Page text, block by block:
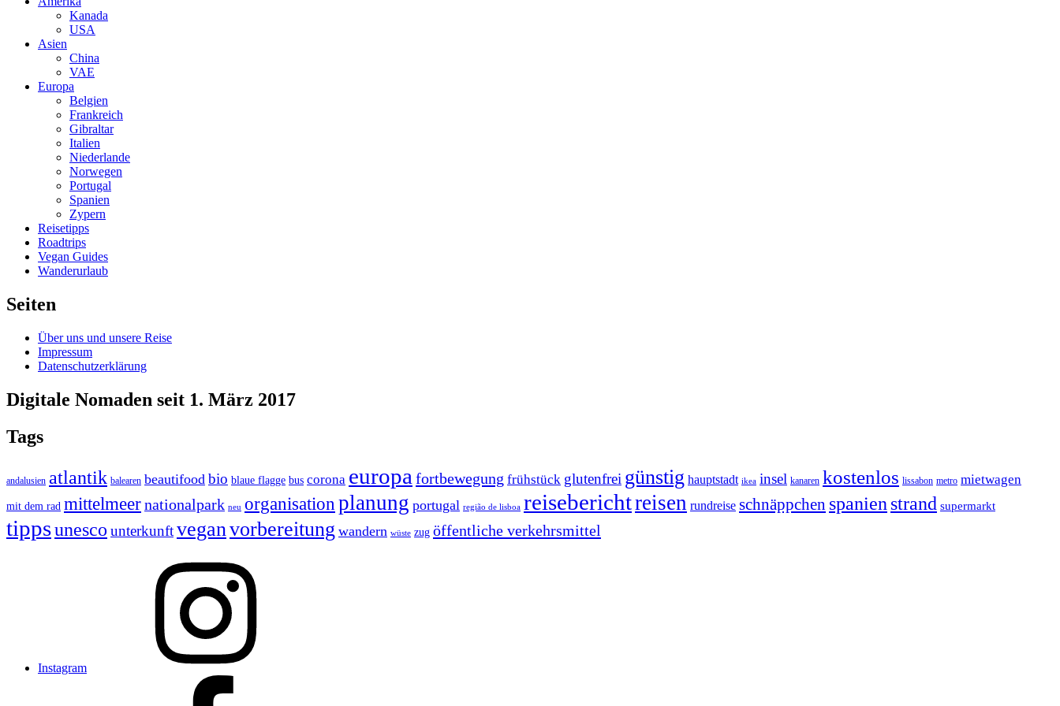
Kanada
USA
Asien
China
VAE
Europa
Belgien
Frankreich
Gibraltar
Italien
Niederlande
Norwegen
Portugal
Spanien
Zypern
Reisetipps
Roadtrips
Vegan Guides
Wanderurlaub
Seiten
Über uns und unsere Reise
Impressum
Datenschutzerklärung
Digitale Nomaden seit 1. März 2017
Tags
andalusien atlantik balearen beautifood bio blaue flagge bus corona europa fortbewegung frühstück glutenfrei günstig hauptstadt ikea insel kanaren kostenlos lissabon metro mietwagen
mit dem rad mittelmeernationalpark neu organisation planung portugal região de lisboa reiseberichtreisen rundreise schnäppchen spanien strand supermarkt
tippsunesco unterkunftveganvorbereitung wandern wüste zug öffentliche verkehrsmittel
Instagram